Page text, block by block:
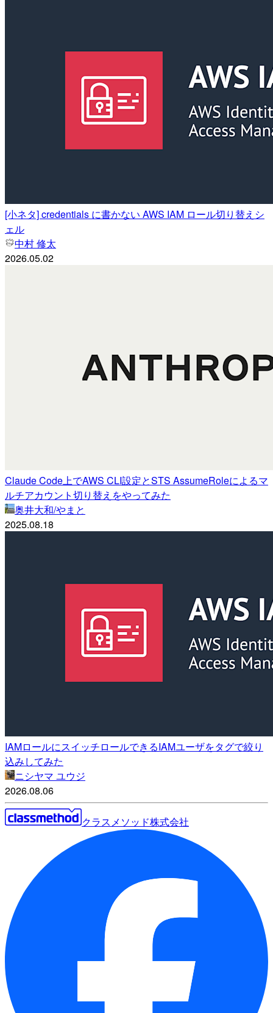
[小ネタ] credentials に書かない AWS IAM ロール切り替えシ
ェル
中村 修太
2026.05.02
Claude Code上でAWS CLI設定とSTS AssumeRoleによるマ
ルチアカウント切り替えをやってみた
奥井大和/やまと
2025.08.18
IAMロールにスイッチロールできるIAMユーザをタグで絞り
込みしてみた
ニシヤマ ユウジ
2026.08.06
クラスメソッド株式会社